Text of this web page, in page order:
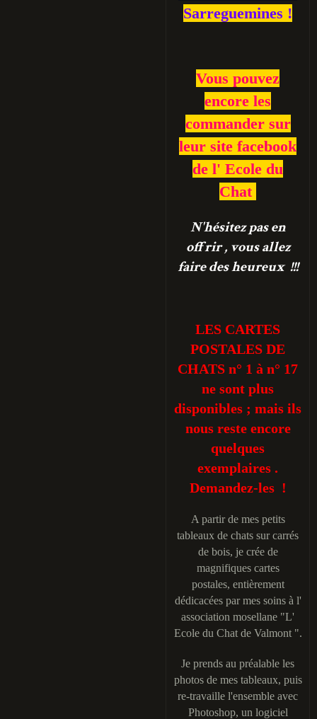
Sarreguemines !
Vous pouvez
encore les
commander sur
leur site facebook
de l' Ecole du
Chat
N'hésitez pas en
offrir , vous allez
faire des heureux !!!
LES CARTES
POSTALES DE
CHATS n° 1 à n° 17
ne sont plus
disponibles ; mais ils
nous reste encore
quelques
exemplaires .
Demandez-les !
A partir de mes petits
tableaux de chats sur carrés
de bois, je crée de
magnifiques cartes
postales, entièrement
dédicacées par mes soins à l'
association mosellane "L'
Ecole du Chat de Valmont ".
Je prends au préalable les
photos de mes tableaux, puis
re-travaille l'ensemble avec
Photoshop, un logiciel